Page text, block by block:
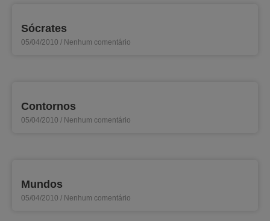
Sócrates
05/04/2010 Nenhum comentário
Contornos
05/04/2010 Nenhum comentário
Mundos
05/04/2010 Nenhum comentário